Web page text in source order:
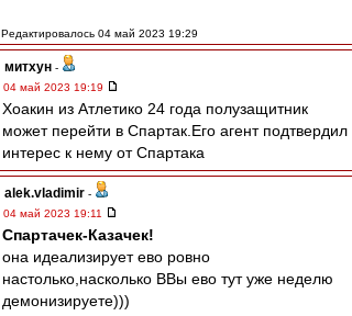
Редактировалось 04 май 2023 19:29
митхун -
04 май 2023 19:19
Хоакин из Атлетико 24 года полузащитник
может перейти в Спартак.Его агент подтвердил
интерес к нему от Спартака
alek.vladimir -
04 май 2023 19:11
Спартачек-Казачек!
она идеализирует ево ровно
настолько,насколько ВВы ево тут уже неделю
демонизируете)))